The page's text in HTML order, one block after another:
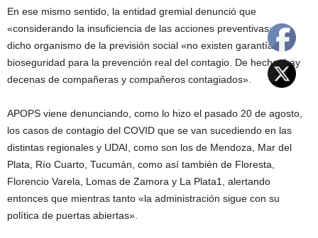
En ese mismo sentido, la entidad gremial denunció que
«considerando la insuficiencia de las acciones preventivas» de
dicho organismo de la previsión social «no existen garantías de
bioseguridad para la prevención real del contagio. De hecho, hay
decenas de compañeras y compañeros contagiados».
APOPS viene denunciando, como lo hizo el pasado 20 de agosto,
los casos de contagio del COVID que se van sucediendo en las
distintas regionales y UDAI, como son los de Mendoza, Mar del
Plata, Río Cuarto, Tucumán, como así también de Floresta,
Florencio Varela, Lomas de Zamora y La Plata1, alertando
entonces que mientras tanto «la administración sigue con su
política de puertas abiertas».